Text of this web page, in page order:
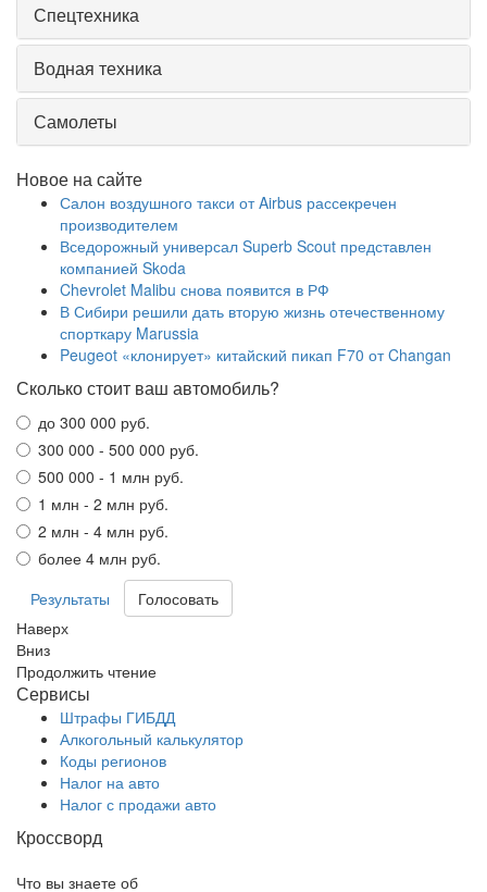
Спецтехника
Водная техника
Самолеты
Новое на сайте
Салон воздушного такси от Airbus рассекречен
производителем
Вседорожный универсал Superb Scout представлен
компанией Skoda
Chevrolet Malibu снова появится в РФ
В Сибири решили дать вторую жизнь отечественному
спорткару Marussia
Peugeot «клонирует» китайский пикап F70 от Changan
Сколько стоит ваш автомобиль?
до 300 000 руб.
300 000 - 500 000 руб.
500 000 - 1 млн руб.
1 млн - 2 млн руб.
2 млн - 4 млн руб.
более 4 млн руб.
Результаты
Наверх
Вниз
Продолжить чтение
Сервисы
Штрафы ГИБДД
Алкогольный калькулятор
Коды регионов
Налог на авто
Налог с продажи авто
Кроссворд
Что вы знаете об